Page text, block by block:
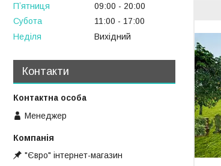
Пʼятниця
09:00
20:00
Субота
11:00
17:00
Неділя
Вихідний
Контакти
Менеджер
"Євро" інтернет-магазин